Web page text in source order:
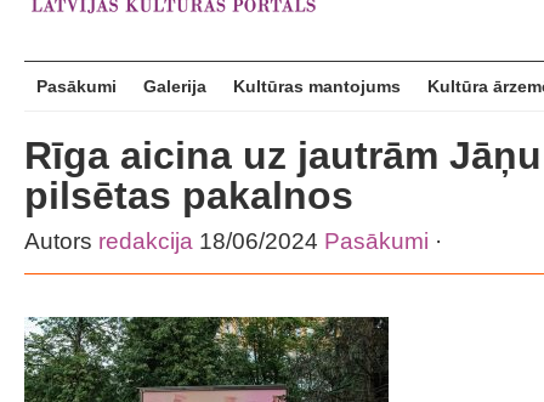
Pasākumi Galerija Kultūras mantojums Kultūra
Rīga aicina uz jautrām
pilsētas pakalnos
Autors redakcija 18/06/2024 Pasākumi ·